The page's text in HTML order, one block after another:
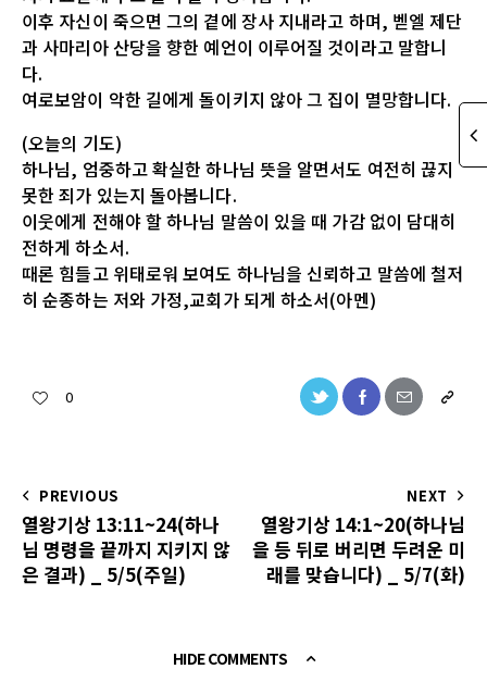
이후 자신이 죽으면 그의 곁에 장사 지내라고 하며, 벧엘 제단
과 사마리아 산당을 향한 예언이 이루어질 것이라고 말합니
다.
여로보암이 악한 길에게 돌이키지 않아 그 집이 멸망합니다.
(오늘의 기도)
하나님, 엄중하고 확실한 하나님 뜻을 알면서도 여전히 끊지
못한 죄가 있는지 돌아봅니다.
이웃에게 전해야 할 하나님 말씀이 있을 때 가감 없이 담대히
전하게 하소서.
때론 힘들고 위태로워 보여도 하나님을 신뢰하고 말씀에 철저
히 순종하는 저와 가정,교회가 되게 하소서(아멘)
0
PREVIOUS
열왕기상 13:11~24(하나
님 명령을 끝까지 지키지 않
은 결과) _ 5/5(주일)
NEXT
열왕기상 14:1~20(하나님
을 등 뒤로 버리면 두려운 미
래를 맞습니다) _ 5/7(화)
HIDE COMMENTS